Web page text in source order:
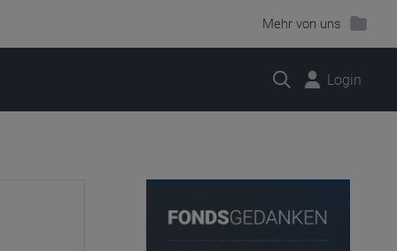
Mehr von uns
Suche Login